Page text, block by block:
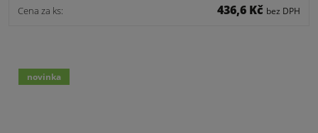
Cena za ks: 436,6 Kč bez DPH
novinka